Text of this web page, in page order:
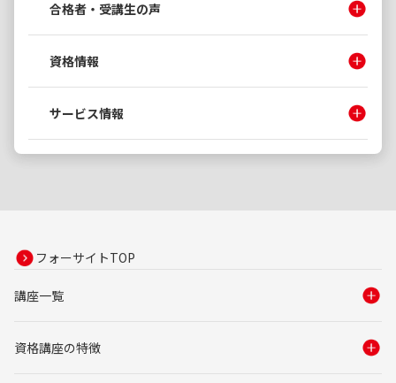
合格者・受講生の声
資格情報
サービス情報
フォーサイトTOP
講座一覧
資格講座の特徴